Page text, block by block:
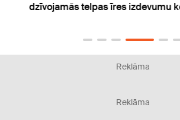
dzīvojamās telpas īres izdevumu
Reklāma
Reklāma